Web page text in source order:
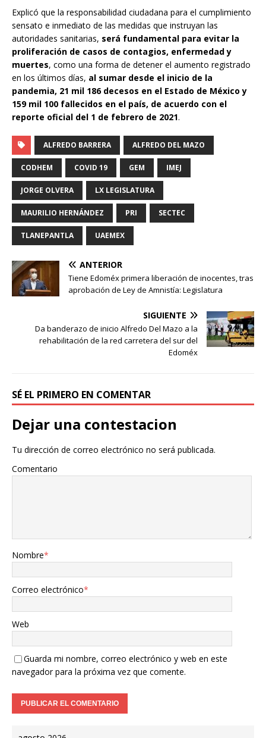
Explicó que la responsabilidad ciudadana para el cumplimiento
sensato e inmediato de las medidas que instruyan las
autoridades sanitarias, será fundamental para evitar la
proliferación de casos de contagios, enfermedad y
muertes, como una forma de detener el aumento registrado
en los últimos días, al sumar desde el inicio de la
pandemia, 21 mil 186 decesos en el Estado de México y
159 mil 100 fallecidos en el país, de acuerdo con el
reporte oficial del 1 de febrero de 2021.
ALFREDO BARRERA ALFREDO DEL MAZO
CODHEM COVID 19 GEM IMEJ
JORGE OLVERA LX LEGISLATURA
MAURILIO HERNÁNDEZ PRI SECTEC
TLANEPANTLA UAEMEX
ANTERIOR
Tiene Edoméx primera liberación de inocentes, tras
aprobación de Ley de Amnistía: Legislatura
SIGUIENTE
Da banderazo de inicio Alfredo Del Mazo a la
rehabilitación de la red carretera del sur del
Edoméx
SÉ EL PRIMERO EN COMENTAR
Dejar una contestacion
Tu dirección de correo electrónico no será publicada.
Comentario
Nombre*
Correo electrónico*
Web
Guarda mi nombre, correo electrónico y web en este
navegador para la próxima vez que comente.